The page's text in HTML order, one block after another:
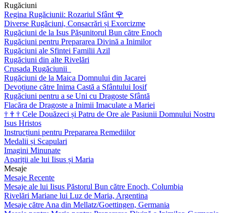
Rugăciuni
Regina Rugăciunii: Rozariul Sfânt 🌹
Diverse Rugăciuni, Consacrări și Exorcizme
Rugăciuni de la Isus Pășunitorul Bun către Enoch
Rugăciuni pentru Prepararea Divină a Inimilor
Rugăciuni ale Sfintei Familii Azil
Rugăciuni din alte Rivelări
Crusada Rugăciunii
Rugăciuni de la Maica Domnului din Jacarei
Devoțiune către Inima Castă a Sfântului Iosif
Rugăciuni pentru a se Uni cu Dragoste Sfântă
Flacăra de Dragoste a Inimii Imaculate a Mariei
† † † Cele Douăzeci și Patru de Ore ale Pasiunii Domnului Nostru
Isus Hristos
Instrucțiuni pentru Prepararea Remediilor
Medalii și Scapulari
Imagini Minunate
Apariții ale lui Iisus și Maria
Mesaje
Mesaje Recente
Mesaje ale lui Iisus Păstorul Bun către Enoch, Columbia
Rivelări Mariane lui Luz de Maria, Argentina
Mesaje către Ana din Mellatz/Goettingen, Germania